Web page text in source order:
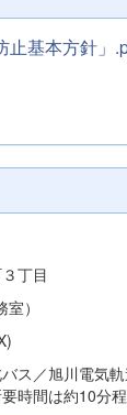
止基本方針」
丁目
）
ス／旭川電気
時間は約10分程